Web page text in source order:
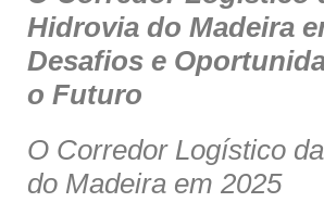
A
p
p
b
o
o
k
dI
n
Hidrovia do Madeira
Desafios e
o Futuro
O Corredor Logístico
do Madeira em 2025